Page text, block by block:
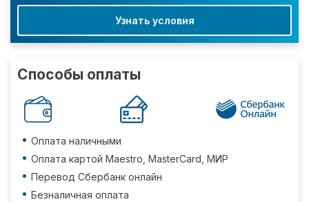
Узнать условия
Способы оплаты
Оплата наличными
Оплата картой Maestro, MasterCard, МИР
Перевод Сбербанк онлайн
Безналичная оплата